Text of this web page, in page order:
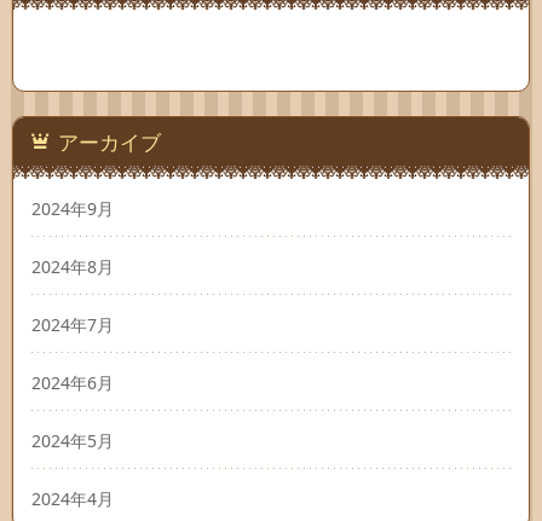
アーカイブ
2024年9月
2024年8月
2024年7月
2024年6月
2024年5月
2024年4月